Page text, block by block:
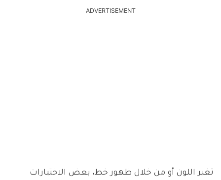
ADVERTISEMENT
تغير اللون أو من خلال ظهور خط، بعض الاختبارات